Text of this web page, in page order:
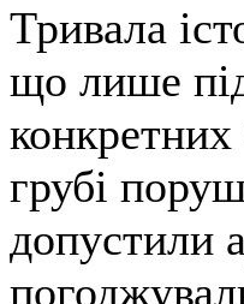
Тривала
що лише
конкретних
грубі
допустили